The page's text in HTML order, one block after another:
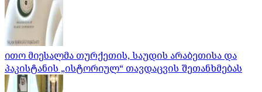
ითო მიესალმა თურქეთის, საუდის არაბეთისა და
პაკისტანის „ისტორიულ“ თავდაცვის შეთანხმებას